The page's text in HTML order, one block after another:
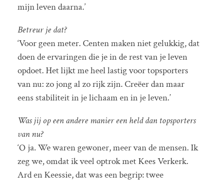
mijn leven daarna.’
Betreur je dat?
‘Voor geen meter. Centen maken niet gelukkig, dat
doen de ervaringen die je in de rest van je leven
opdoet. Het lijkt me heel lastig voor topsporters
van nu: zo jong al zo rijk zijn. Creëer dan maar
eens stabiliteit in je lichaam en in je leven.’
Was jij op een andere manier een held dan topsporters
van nu?
‘O ja. We waren gewoner, meer van de mensen. Ik
zeg we, omdat ik veel optrok met Kees Verkerk.
Ard en Keessie, dat was een begrip: twee